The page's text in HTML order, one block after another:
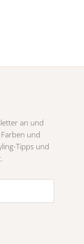
an und
und
Tipps und